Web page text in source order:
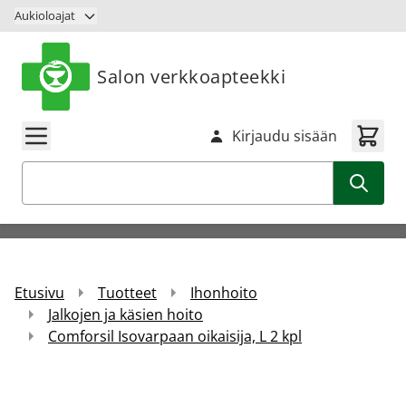
Siirry sisältöön
Aukioloajat
Salon verkkoapteekki
Kirjaudu sisään
Etusivu Tuotteet
Ihonhoito
Jalkojen ja käsien hoito
Comforsil Isovarpaan oikaisija, L 2 kpl